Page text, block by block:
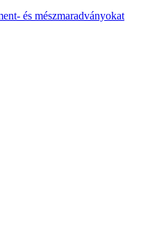
és mészmaradványokat